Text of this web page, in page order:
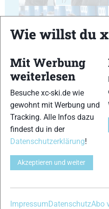
21
Wie willst du
Mit Werbung
weiterlesen
Besuche xc-ski.de wie
gewohnt mit Werbung und
Tracking. Alle Infos dazu
findest du in der
Datenschutzerklärung!
Akzeptieren und weiter
ImpressumDatenschutzAbo